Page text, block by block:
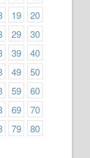
19
20
29
30
39
40
49
50
59
60
69
70
79
80